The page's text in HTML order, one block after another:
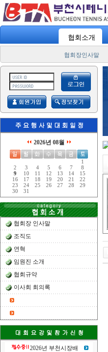
협회소개
협회장인사말
2026년 08월
1
2
3 4 5 6 7
8
9
10 11 12 13 14
15
16
17 18 19 20 21
22
23
24 25 26 27 28
29
30
31
협회장 인사말
조직도
연혁
임원진 소개
협회규약
이사회 회의록
2026년 부천시장배